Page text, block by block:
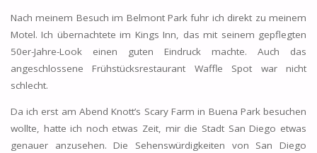
Nach meinem Besuch im Belmont Park fuhr ich direkt zu meinem
Motel. Ich übernachtete im Kings Inn, das mit seinem gepflegten
50er-Jahre-Look einen guten Eindruck machte. Auch das
angeschlossene Frühstücksrestaurant Waffle Spot war nicht
schlecht.
Da ich erst am Abend Knott’s Scary Farm in Buena Park besuchen
wollte, hatte ich noch etwas Zeit, mir die Stadt San Diego etwas
genauer anzusehen. Die Sehenswürdigkeiten von San Diego